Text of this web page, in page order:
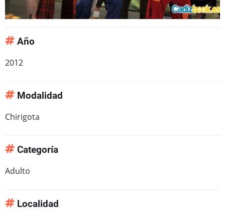
Año
2012
Modalidad
Chirigota
Categoría
Adulto
Localidad